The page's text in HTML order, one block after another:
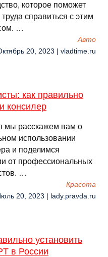
которое поможет
справиться с этим
…
Авто
20, 2023 | vladtime.ru
как правильно
консилер
мы расскажем вам о
использовании
и поделимся
от профессиональных
…
Красота
20, 2023 | lady.pravda.ru
установить
в России